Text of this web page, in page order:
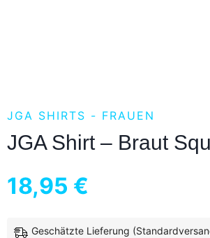
JGA SHIRTS - FRAUEN
JGA Shirt – Braut
18,95 €
Geschätzte Lieferung